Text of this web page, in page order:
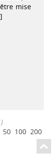
mise
50 100 200